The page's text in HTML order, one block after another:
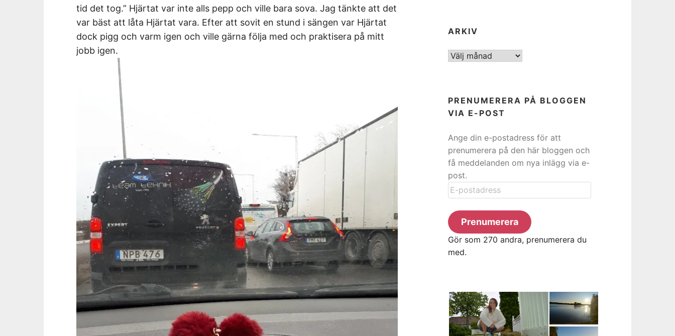
tid det tog.” Hjärtat var inte alls pepp och ville bara sova. Jag tänkte att det
var bäst att låta Hjärtat vara. Efter att sovit en stund i sängen var Hjärtat
dock pigg och varm igen och ville gärna följa med och praktisera på mitt
jobb igen.
ARKIV
ARKIV
PRENUMERERA PÅ BLOGGEN
VIA E-POST
Ange din e-postadress för att
prenumerera på den här bloggen och
få meddelanden om nya inlägg via e-
post.
E-
postadress
Prenumerera
Gör som 270 andra, prenumerera du
med.